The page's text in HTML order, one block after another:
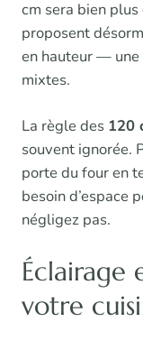
cm sera bien
proposent
en hauteur —
mixtes.
La règle des 120
souvent ignorée.
porte du four en
besoin d’espace
négligez pas.
Éclairage
votre